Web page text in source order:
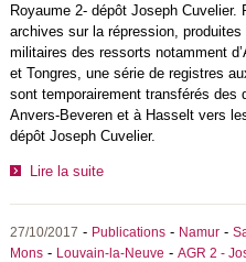
Royaume 2- dépôt Joseph
archives sur la répression,
militaires des ressorts notamment
et Tongres, une série de registres
sont temporairement transférés des
Anvers-Beveren et à Hasselt vers
dépôt Joseph Cuvelier.
Lire la suite
27/10/2017 - Publications- Namur-
Mons- Louvain-la-Neuve - AGR 2 -